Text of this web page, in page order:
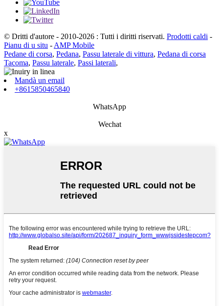
© Dritti d'autore - 2010-2026 : Tutti i diritti riservati. Prodotti caldi -
Pianu di u situ - AMP Mobile
Pedane di corsa, Pedana, Passu laterale di vittura, Pedana di corsa
Tacoma, Passu laterale, Passi laterali,
Mandà un email
+8615850465840
WhatsApp
Wechat
x